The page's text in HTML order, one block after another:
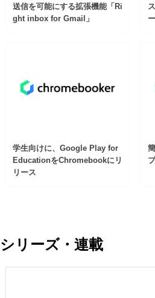
送信を可能にする拡張機能「Ri
ght inbox for Gmail」
学生向けに、Google Play for
EducationをChromebookにリ
リース
シリーズ・連載